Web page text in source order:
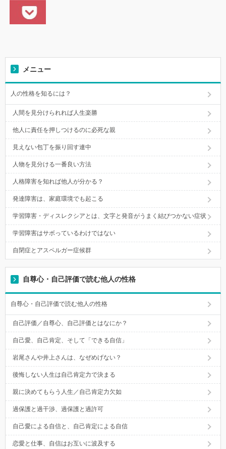
メニュー
人の性格を知るには？
人間を見分けられれば人生楽勝
他人に責任を押しつけるのに必死な親
見えない包丁を振り回す連中
人物を見分ける一番良い方法
人格障害を知れば他人が分かる？
発達障害は、家庭環境でも起こる
学習障害・ディスレクシアとは、文字と発音がうまく結びつかない症状
学習障害はサボっているわけではない
自閉症とアスペルガー症候群
自尊心・自己評価で読む他人の性格
自尊心・自己評価で読む他人の性格
自己評価／自尊心、自己評価とはなにか？
自己愛、自己肯定、そして「できる自信」
岩尾さんや井上さんは、なぜめげない？
後悔しない人生は自己肯定力で決まる
親に決めてもらう人生／自己肯定力欠如
過保護と過干渉、過保護と過許可
自己愛による自信と、自己肯定による自信
恋愛と仕事、自信はお互いに波及する